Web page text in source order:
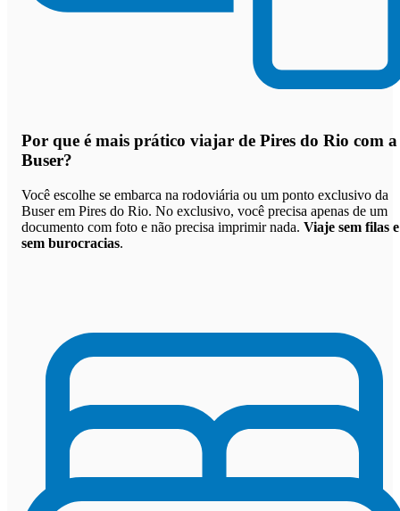
Por que é mais prático viajar de Pires do Rio com a
Buser?
Você escolhe se embarca na rodoviária ou um ponto exclusivo da
Buser em Pires do Rio. No exclusivo, você precisa apenas de um
documento com foto e não precisa imprimir nada. Viaje sem filas e
sem burocracias.